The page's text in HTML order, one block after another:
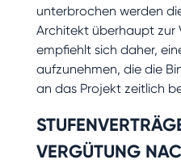
unterbrochen werden
Architekt überhaupt zur
empfiehlt sich daher,
aufzunehmen, die die
an das Projekt zeitlich
VERGÜTUNG